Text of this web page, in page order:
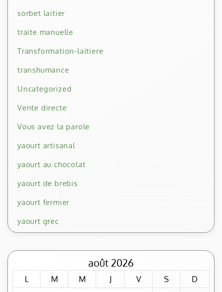
sorbet laitier
traite manuelle
Transformation-laitiere
transhumance
Uncategorized
Vente directe
Vous avez la parole
yaourt artisanal
yaourt au chocolat
yaourt de brebis
yaourt fermier
yaourt grec
août 2026
L M M J V S
D